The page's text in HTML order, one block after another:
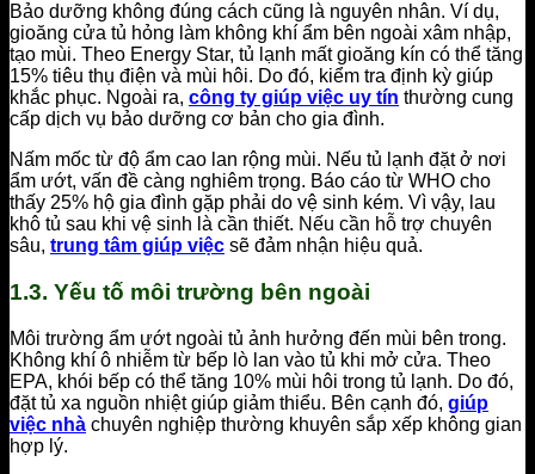
Bảo dưỡng không đúng cách cũng là nguyên nhân. Ví dụ,
gioăng cửa tủ hỏng làm không khí ẩm bên ngoài xâm nhập,
tạo mùi. Theo Energy Star, tủ lạnh mất gioăng kín có thể tăng
15% tiêu thụ điện và mùi hôi. Do đó, kiểm tra định kỳ giúp
khắc phục. Ngoài ra, công ty giúp việc uy tín thường cung
cấp dịch vụ bảo dưỡng cơ bản cho gia đình.
Nấm mốc từ độ ẩm cao lan rộng mùi. Nếu tủ lạnh đặt ở nơi
ẩm ướt, vấn đề càng nghiêm trọng. Báo cáo từ WHO cho
thấy 25% hộ gia đình gặp phải do vệ sinh kém. Vì vậy, lau
khô tủ sau khi vệ sinh là cần thiết. Nếu cần hỗ trợ chuyên
sâu, trung tâm giúp việc sẽ đảm nhận hiệu quả.
1.3. Yếu tố môi trường bên ngoài
Môi trường ẩm ướt ngoài tủ ảnh hưởng đến mùi bên trong.
Không khí ô nhiễm từ bếp lò lan vào tủ khi mở cửa. Theo
EPA, khói bếp có thể tăng 10% mùi hôi trong tủ lạnh. Do đó,
đặt tủ xa nguồn nhiệt giúp giảm thiểu. Bên cạnh đó, giúp
việc nhà chuyên nghiệp thường khuyên sắp xếp không gian
hợp lý.